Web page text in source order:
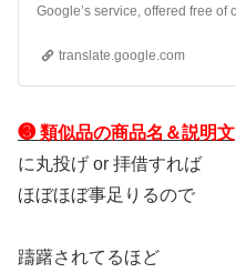
translate.google.com
❸ 類似品の商品名＆説明文
に丸投げ or 拝借すれば
ほぼほぼ事足りるので
躊躇されてるほど